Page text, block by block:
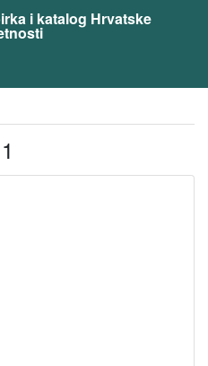
i katalog Hrvatske
1